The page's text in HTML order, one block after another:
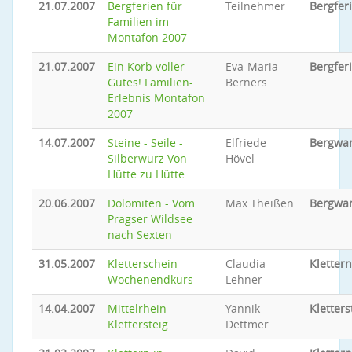
21.07.2007
Bergferien für
Familien im
Montafon 2007
Teilnehmer
21.07.2007
Ein Korb voller
Gutes! Familien-
Erlebnis Montafon
2007
Eva-Maria
Berners
14.07.2007
Steine - Seile -
Silberwurz Von
Hütte zu Hütte
Elfriede
Hövel
20.06.2007
Dolomiten - Vom
Pragser Wildsee
nach Sexten
Max Theißen
31.05.2007
Kletterschein
Wochenendkurs
Claudia
Lehner
Klettern
14.04.2007
Mittelrhein-
Klettersteig
Yannik
Dettmer